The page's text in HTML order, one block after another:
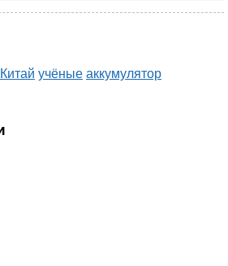
Китай учёные аккумулятор